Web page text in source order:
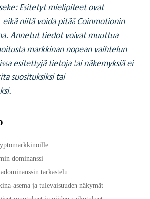
Esitetyt mielipiteet ovat
niitä voida pitää Coinmotionin
Annetut tiedot voivat muuttua
markkinan nopean vaihtelun
esitettyjä tietoja tai näkemyksiä ei
suosituksiksi tai
dominanssi
tarkastelu
asema ja tulevaisuuden näkymät